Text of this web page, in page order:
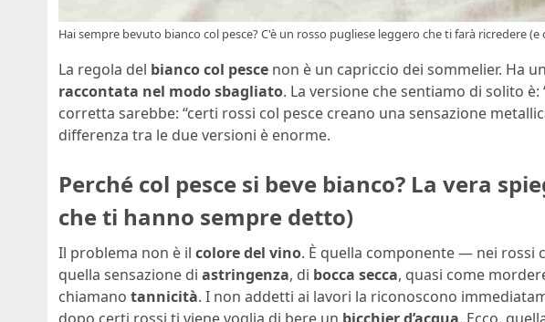
Hai sempre bevuto bianco col pesce? C'è un rosso pugliese leggero che ti farà ricredere
La regola del bianco col pesce non è un capriccio dei sommelier. Ha
raccontata nel modo sbagliato. La versione che sentiamo di solito
corretta sarebbe: “certi rossi col pesce creano una sensazione
differenza tra le due versioni è enorme.
Perché col pesce si beve bianco? La vera
che ti hanno sempre detto)
Il problema non è il colore del vino. È quella componente — nei rossi
quella sensazione di astringenza, di bocca secca, quasi come
chiamano tannicità. I non addetti ai lavori la riconoscono